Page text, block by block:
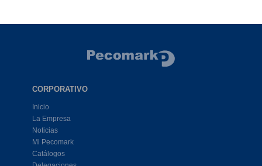
CORPORATIVO
Inicio
La Empresa
Noticias
Mi Pecomark
Catálogos